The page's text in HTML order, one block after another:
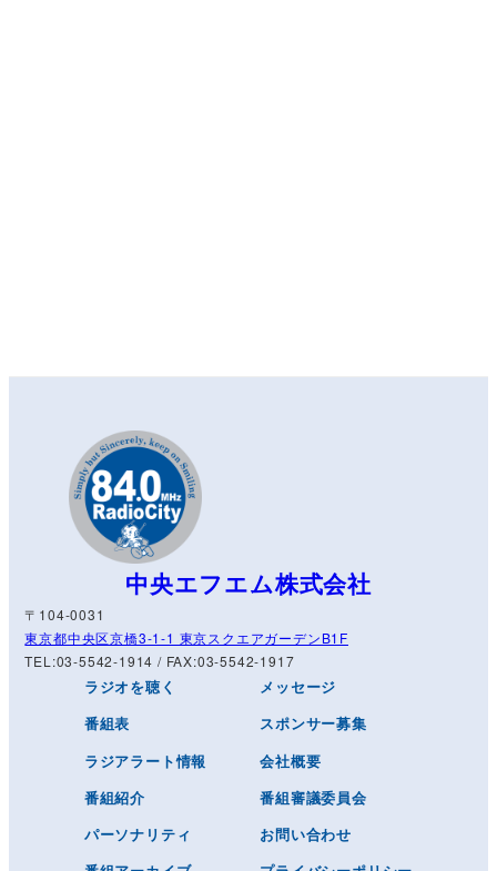
中央エフエム株式会社
〒104-0031
東京都中央区京橋3-1-1 東京スクエアガーデンB1F
TEL:03-5542-1914 / FAX:03-5542-1917
ラジオを聴く
番組表
ラジアラート情報
番組紹介
パーソナリティ
メッセージ
スポンサー募集
会社概要
番組審議委員会
お問い合わせ